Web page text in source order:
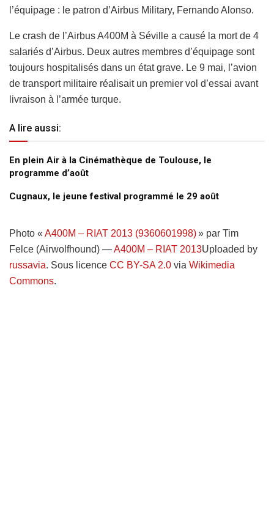
l’équipage : le patron d’Airbus Military, Fernando Alonso.
Le crash de l’Airbus A400M à Séville a causé la mort de 4
salariés d’Airbus. Deux autres membres d’équipage sont
toujours hospitalisés dans un état grave. Le 9 mai, l’avion
de transport militaire réalisait un premier vol d’essai avant
livraison à l’armée turque.
A lire aussi:
En plein Air à la Cinémathèque de Toulouse, le
programme d’août
Cugnaux, le jeune festival programmé le 29 août
Photo « A400M – RIAT 2013 (9360601998)» par Tim
Felce (Airwolfhound) —A400M – RIAT 2013Uploaded by
russavia. Sous licence CC BY-SA 2.0 via Wikimedia
Commons.